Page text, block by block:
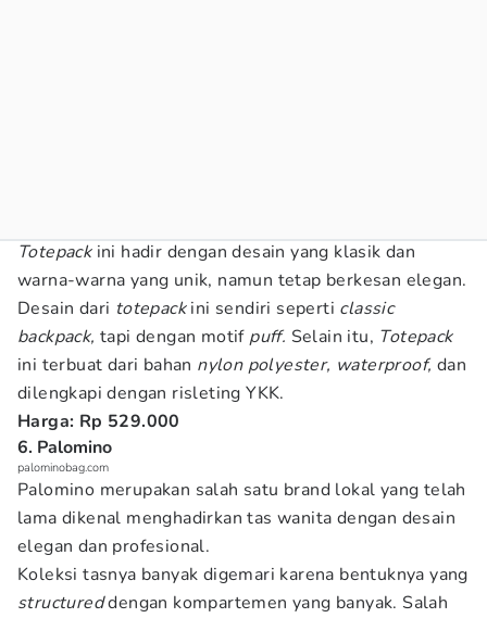
Totepack ini hadir dengan desain yang klasik dan
warna-warna yang unik, namun tetap berkesan elegan.
Desain dari totepackini sendiri seperti classic
backpack,tapi dengan motif puff. Selain itu, Totepack
ini terbuat dari bahan nylon polyester, waterproof, dan
dilengkapi dengan risleting YKK.
Harga: Rp 529.000
6. Palomino
palominobag.com
Palomino merupakan salah satu brand lokal yang telah
lama dikenal menghadirkan tas wanita dengan desain
elegan dan profesional.
Koleksi tasnya banyak digemari karena bentuknya yang
structureddengan kompartemen yang banyak. Salah